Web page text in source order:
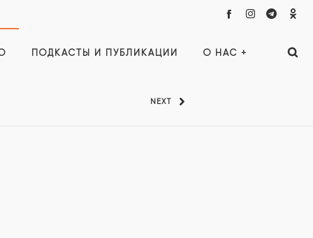
ПОДКАСТЫ И ПУБЛИКАЦИИ О НАС +
NEXT